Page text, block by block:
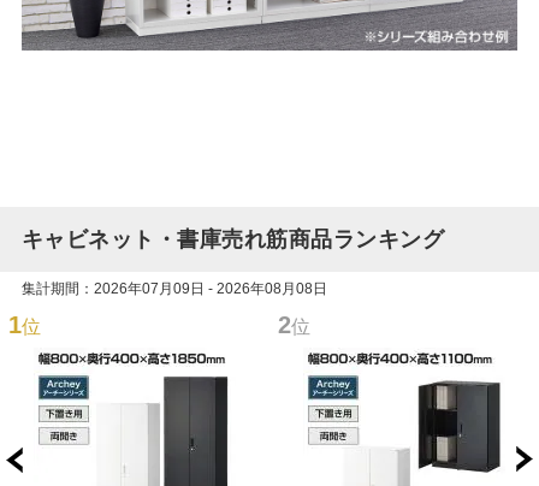
キャビネット・書庫売れ筋商品ランキング
集計期間：2026年07月09日 - 2026年08月08日
1位 2位